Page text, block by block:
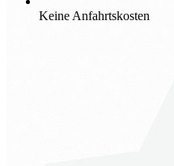
Keine Anfahrtskosten